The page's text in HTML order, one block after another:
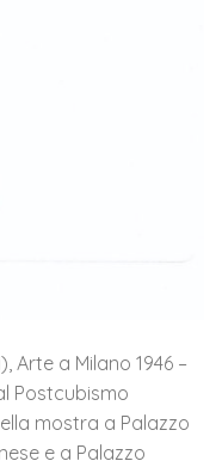
Arte a Milano 1946 –
Postcubismo
mostra a Palazzo
e a Palazzo